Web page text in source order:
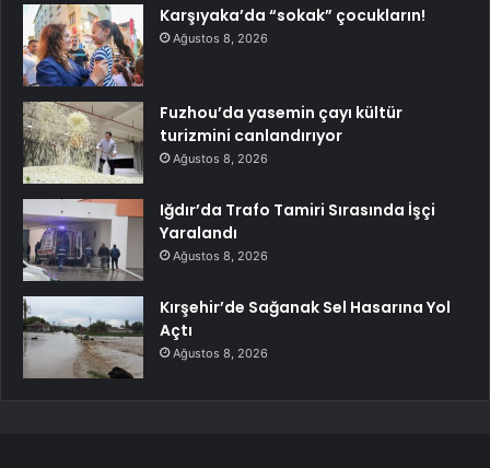
Karşıyaka’da “sokak” çocukların!
Ağustos 8, 2026
Fuzhou’da yasemin çayı kültür
turizmini canlandırıyor
Ağustos 8, 2026
Iğdır’da Trafo Tamiri Sırasında İşçi
Yaralandı
Ağustos 8, 2026
Kırşehir’de Sağanak Sel Hasarına Yol
Açtı
Ağustos 8, 2026